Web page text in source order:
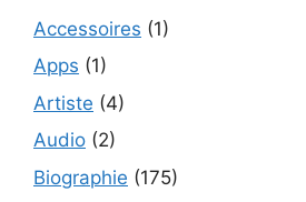
Accessoires (1)
Apps (1)
Artiste (4)
Audio (2)
Biographie (175)